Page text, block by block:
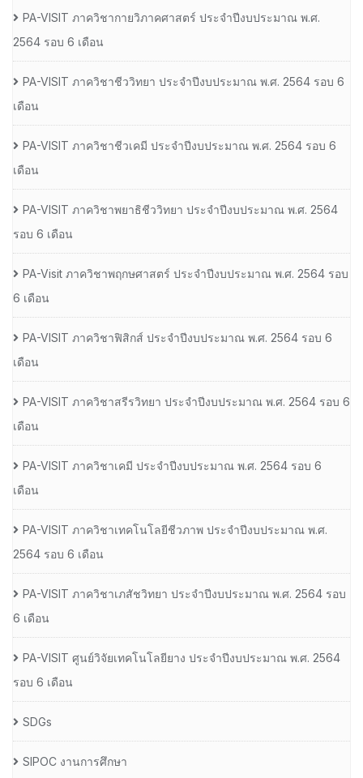
PA-VISIT ภาควิชากายวิภาคศาสตร์ ประจำปีงบประมาณ พ.ศ.
2564 รอบ 6 เดือน
PA-VISIT ภาควิชาชีววิทยา ประจำปีงบประมาณ พ.ศ. 2564 รอบ 6
เดือน
PA-VISIT ภาควิชาชีวเคมี ประจำปีงบประมาณ พ.ศ. 2564 รอบ 6
เดือน
PA-VISIT ภาควิชาพยาธิชีววิทยา ประจำปีงบประมาณ พ.ศ. 2564
รอบ 6 เดือน
PA-Visit ภาควิชาพฤกษศาสตร์ ประจำปีงบประมาณ พ.ศ. 2564 รอบ
6 เดือน
PA-VISIT ภาควิชาฟิสิกส์ ประจำปีงบประมาณ พ.ศ. 2564 รอบ 6
เดือน
PA-VISIT ภาควิชาสรีรวิทยา ประจำปีงบประมาณ พ.ศ. 2564 รอบ 6
เดือน
PA-VISIT ภาควิชาเคมี ประจำปีงบประมาณ พ.ศ. 2564 รอบ 6
เดือน
PA-VISIT ภาควิชาเทคโนโลยีชีวภาพ ประจำปีงบประมาณ พ.ศ.
2564 รอบ 6 เดือน
PA-VISIT ภาควิชาเภสัชวิทยา ประจำปีงบประมาณ พ.ศ. 2564 รอบ
6 เดือน
PA-VISIT ศูนย์วิจัยเทคโนโลยียาง ประจำปีงบประมาณ พ.ศ. 2564
รอบ 6 เดือน
SDGs
SIPOC งานการศึกษา